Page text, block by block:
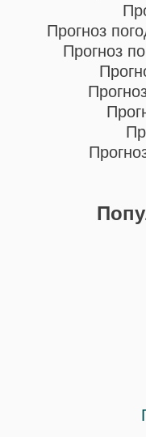
Прогноз
Прогноз